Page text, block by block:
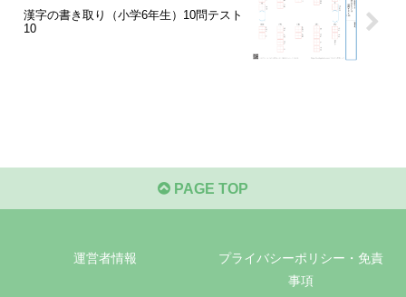
漢字の書き取り（小学6年生）10問テスト
10
PAGE TOP
運営者情報
プライバシーポリシー・免責
事項